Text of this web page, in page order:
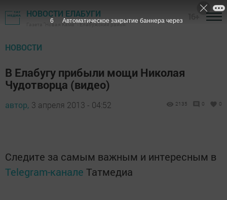
НОВОСТИ ЕЛАБУГИ
Газета "Новая Кама" - Елабужский район
НОВОСТИ
В Елабугу прибыли мощи Николая
Чудотворца (видео)
автор, 3 апреля 2013 - 04:52 2135 0 0
Следите за самым важным и интересным в
Telegram-канале Татмедиа
5 Автоматическое закрытие баннера через